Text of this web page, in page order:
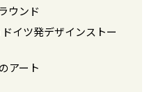
ウンド
イツ発デザインストー
アート